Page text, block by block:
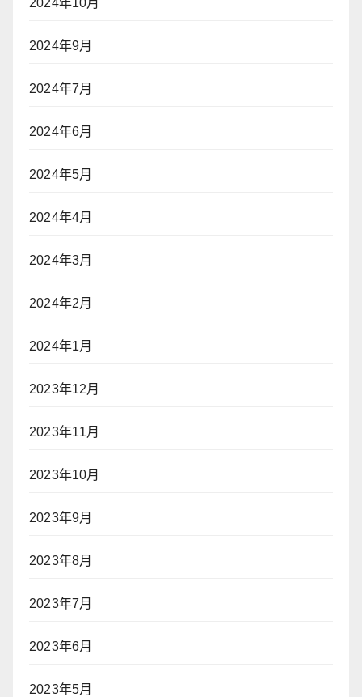
2024年9月
2024年7月
2024年6月
2024年5月
2024年4月
2024年3月
2024年2月
2024年1月
2023年12月
2023年11月
2023年10月
2023年9月
2023年8月
2023年7月
2023年6月
2023年5月